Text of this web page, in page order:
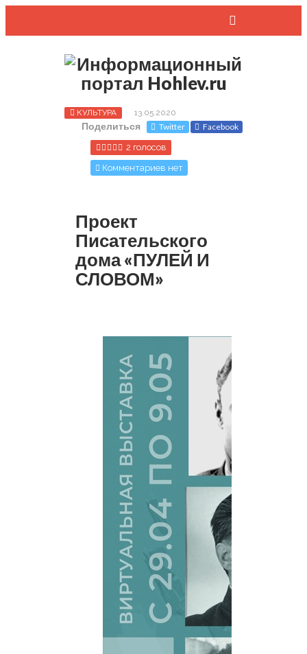
КУЛЬТУРА 13.05.2020
Поделиться Twitter
Facebook
2 голосов
Комментариев нет
Проект
Писательского
дома «ПУЛЕЙ И
СЛОВОМ»